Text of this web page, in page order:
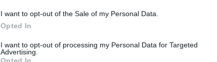
I want to opt-out of the Sale of my Personal Data.
Opted In
I want to opt-out of processing my Personal Data for Targeted
Advertising.
Opted In